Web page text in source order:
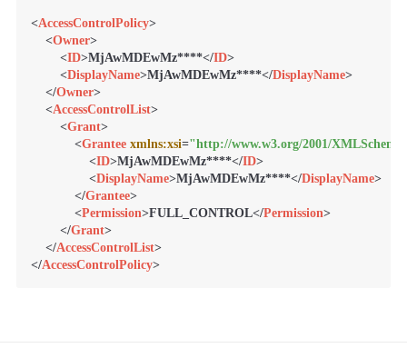
<AccessControlPolicy>
<Owner>
<ID>MjAwMDEwMz****</ID>
<DisplayName>MjAwMDEwMz****</DisplayName>
</Owner>
<AccessControlList>
<Grant>
<Grantee xmlns:xsi="http://www.w3.org/2001/
<ID>MjAwMDEwMz****</ID>
<DisplayName>MjAwMDEwMz****</DisplayName>
</Grantee>
<Permission>FULL_CONTROL</Permission>
</Grant>
</AccessControlList>
</AccessControlPolicy>